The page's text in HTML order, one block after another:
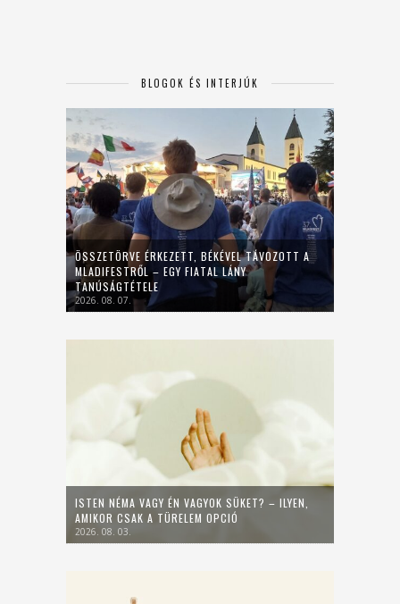
BLOGOK ÉS INTERJÚK
ÖSSZETÖRVE ÉRKEZETT, BÉKÉVEL TÁVOZOTT A
MLADIFESTRŐL – EGY FIATAL LÁNY
TANÚSÁGTÉTELE
2026. 08. 07.
ISTEN NÉMA VAGY ÉN VAGYOK SÜKET? – ILYEN,
AMIKOR CSAK A TÜRELEM OPCIÓ
2026. 08. 03.